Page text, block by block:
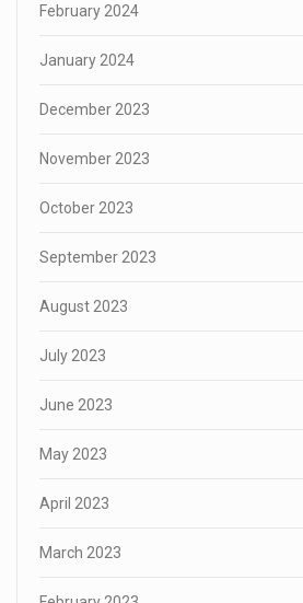
February 2024
January 2024
December 2023
November 2023
October 2023
September 2023
August 2023
July 2023
June 2023
May 2023
April 2023
March 2023